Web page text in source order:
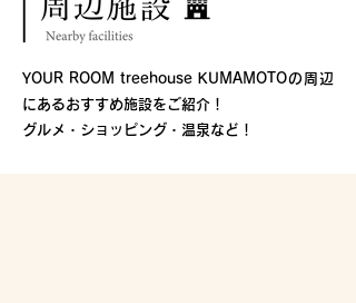
YOUR ROOM treehouse KUMAMOTOの周辺
にあるおすすめ施設をご紹介！
​グルメ・ショッピング・温泉など！